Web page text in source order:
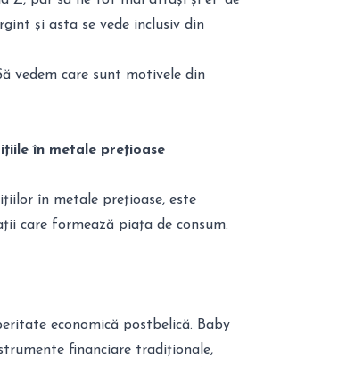
și asta se vede inclusiv din
vedem care sunt motivele din
în metale prețioase
în metale prețioase, este
care formează piața de consum.
economică postbelică. Baby
financiare tradiționale,